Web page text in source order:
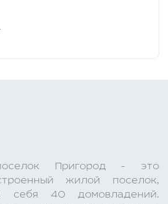
Пригород - это
жилой поселок,
себя 40 домовладений.